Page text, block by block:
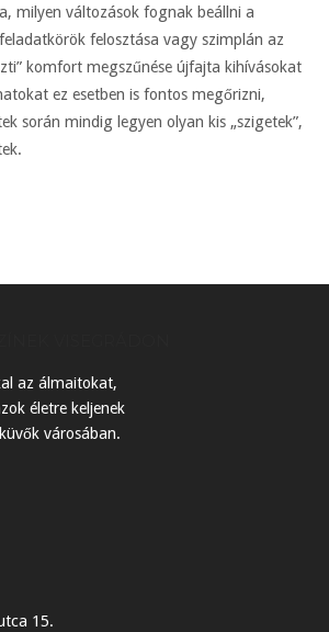
milyen változások fognak beállni a
felosztása vagy szimplán az
komfort megszűnése újfajta kihívásokat
ez esetben is fontos megőrizni,
során mindig legyen olyan kis „szigetek”,
az álmaitokat,
életre keljenek
városában.
15.